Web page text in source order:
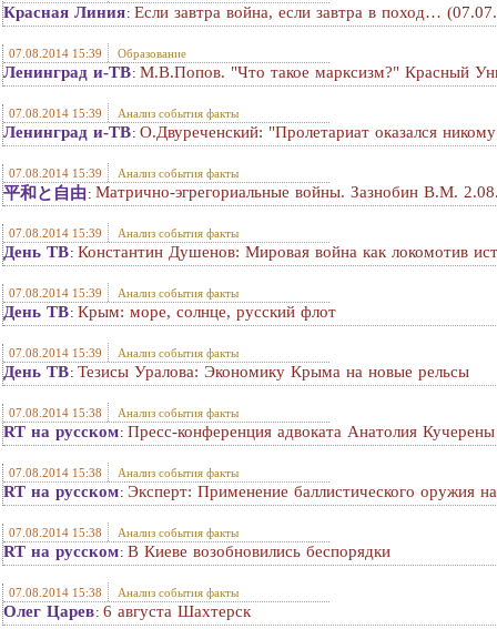
Красная Линия: Если завтра война, если завтра в поход…
07.08.2014 15:39 Образование
Ленинград и-ТВ: М.В.Попов. "Что такое марксизм?" Красный
07.08.2014 15:39 Анализ события факты
Ленинград и-ТВ: О.Двуреченский: "Пролетариат оказался
07.08.2014 15:39 Анализ события факты
平和と自由 : Матрично-эгрегориальные войны. Зазнобин В.М.
07.08.2014 15:39 Анализ события факты
День ТВ: Константин Душенов: Мировая война как локомотив
07.08.2014 15:39 Анализ события факты
День ТВ: Крым: море, солнце, русский флот
07.08.2014 15:39 Анализ события факты
День ТВ: Тезисы Уралова: Экономику Крыма на новые рельсы
07.08.2014 15:38 Анализ события факты
RT на русском: Пресс-конференция адвоката Анатолия
07.08.2014 15:38 Анализ события факты
RT на русском: Эксперт: Применение баллистического оружия
07.08.2014 15:38 Анализ события факты
RT на русском: В Киеве возобновились беспорядки
07.08.2014 15:38 Анализ события факты
Олег Царев: 6 августа Шахтерск